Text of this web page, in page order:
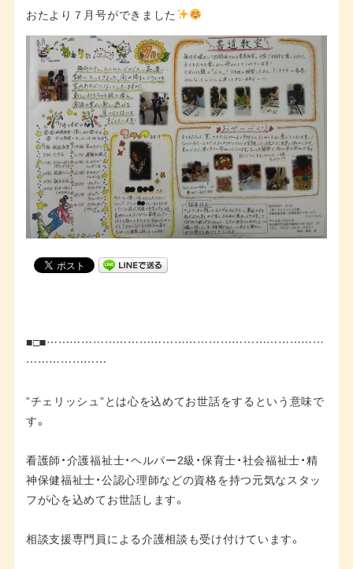
おたより７月号ができました
■□■………………………………………………………………
…………………
”チェリッシュ”とは心を込めてお世話をするという意味で
す。
看護師・介護福祉士・ヘルパー2級・保育士・社会福祉士・精
神保健福祉士・公認心理師などの資格を持つ元気なスタッ
フが心を込めてお世話します。
相談支援専門員による介護相談も受け付けています。